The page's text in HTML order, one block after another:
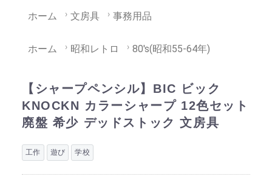
ホーム 文房具 事務用品
ホーム 昭和レトロ 80's(昭和55-64年)
【シャープペンシル】BIC ビック
KNOCKN カラーシャープ 12色セット
廃盤 希少 デッドストック 文房具
工作 遊び 学校